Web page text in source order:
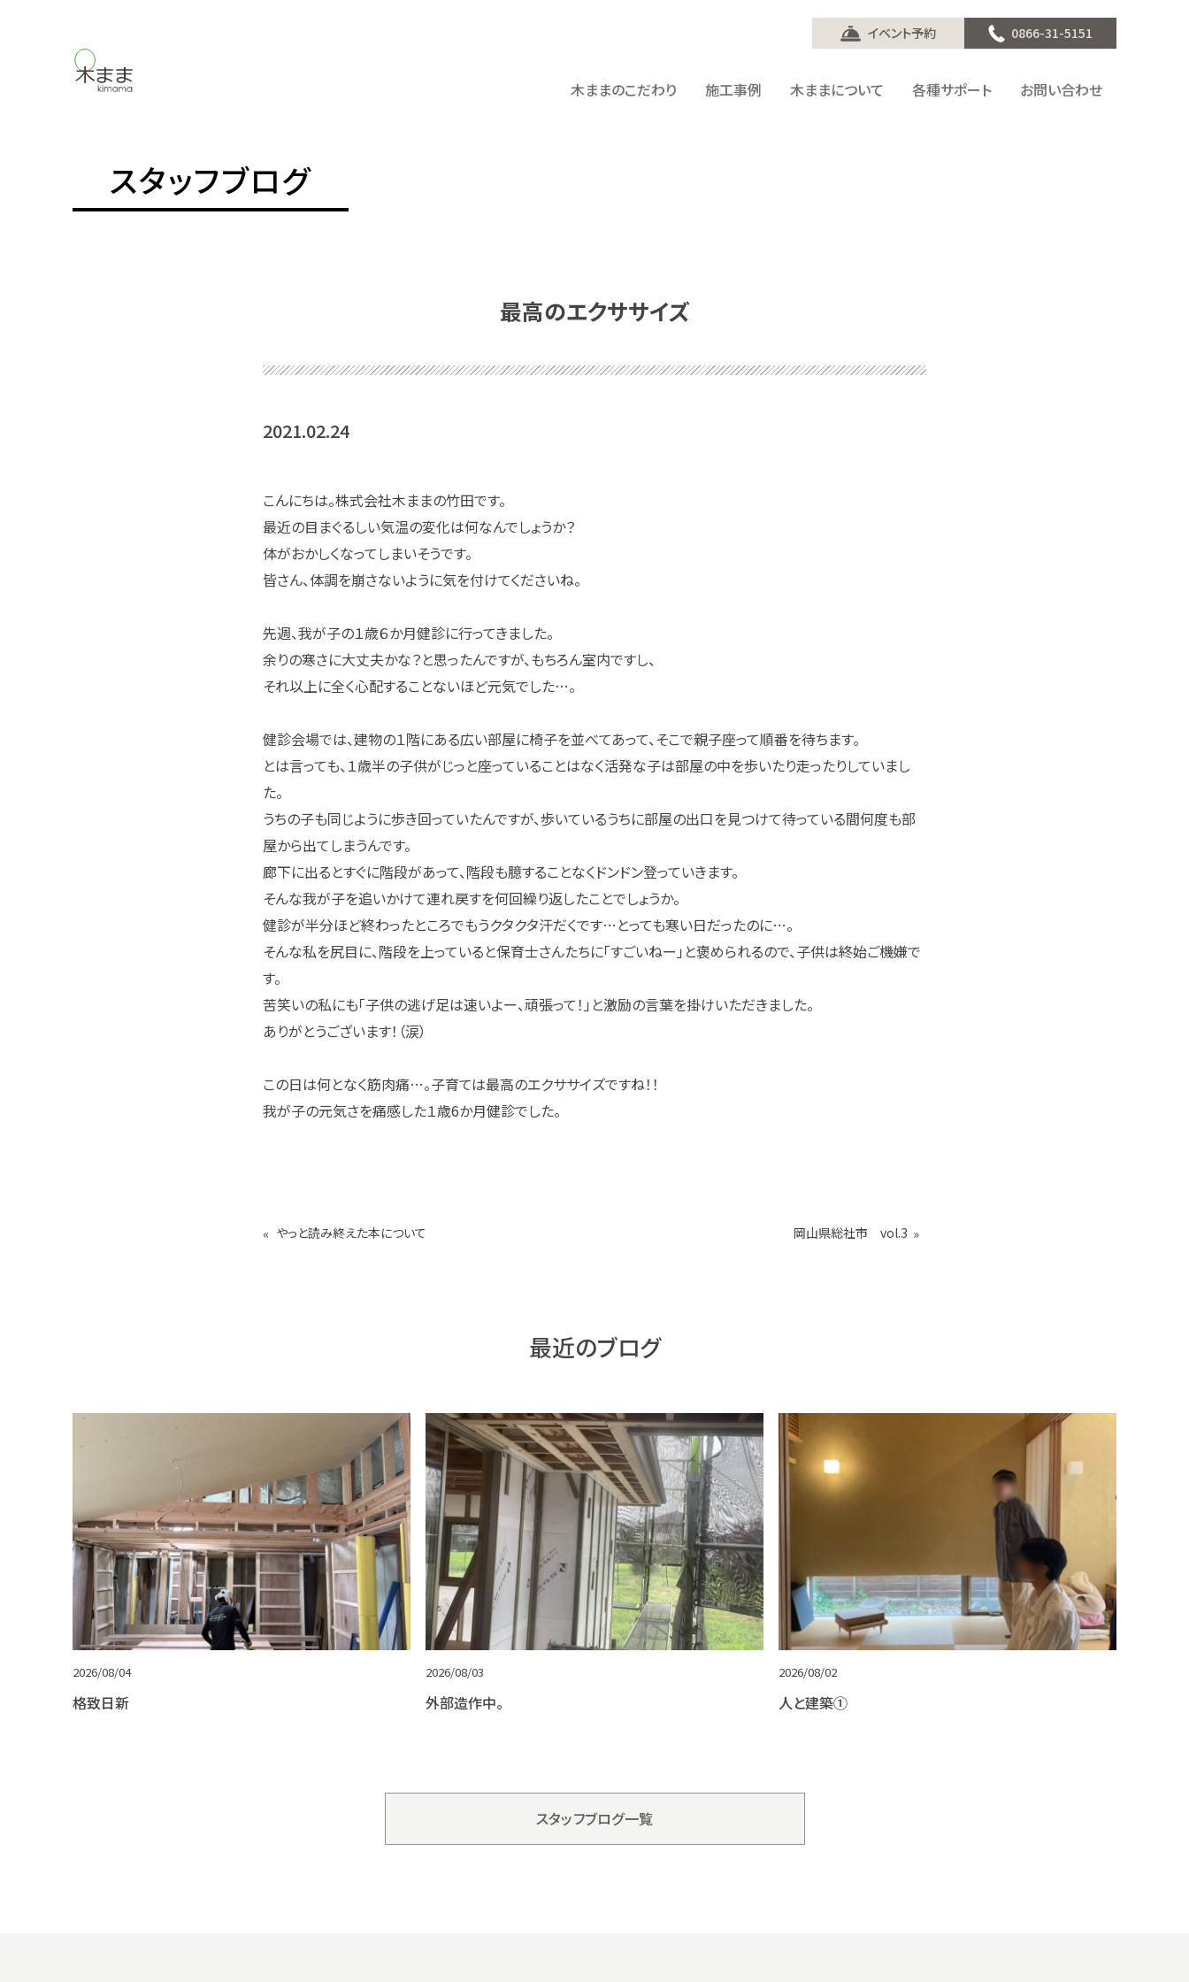
イベント予約 0866-31-5151
木ままのこだわり 施工事例 木ままについて 各種サポート お問い合わせ
スタッフブログ
最高のエクササイズ
2021.02.24
こんにちは。株式会社木ままの竹田です。
最近の目まぐるしい気温の変化は何なんでしょうか？
体がおかしくなってしまいそうです。
皆さん、体調を崩さないように気を付けてくださいね。
先週、我が子の１歳６か月健診に行ってきました。
余りの寒さに大丈夫かな？と思ったんですが、もちろん室内ですし、
それ以上に全く心配することないほど元気でした…。
健診会場では、建物の１階にある広い部屋に椅子を並べてあって、そこで親子座って順番を待ちます。
とは言っても、１歳半の子供がじっと座っていることはなく活発な子は部屋の中を歩いたり走ったりしていまし
た。
うちの子も同じように歩き回っていたんですが、歩いているうちに部屋の出口を見つけて待っている間何度も部
屋から出てしまうんです。
廊下に出るとすぐに階段があって、階段も臆することなくドンドン登っていきます。
そんな我が子を追いかけて連れ戻すを何回繰り返したことでしょうか。
健診が半分ほど終わったところでもうクタクタ汗だくです…とっても寒い日だったのに…。
そんな私を尻目に、階段を上っていると保育士さんたちに「すごいねー」と褒められるので、子供は終始ご機嫌で
す。
苦笑いの私にも「子供の逃げ足は速いよー、頑張って！」と激励の言葉を掛けいただきました。
ありがとうございます！（涙）
この日は何となく筋肉痛…。子育ては最高のエクササイズですね！！
我が子の元気さを痛感した１歳6か月健診でした。
« やっと読み終えた本について 岡山県総社市 vol.3 »
最近のブログ
2026/08/04
格致日新
2026/08/03
外部造作中。
2026/08/02
人と建築①
スタッフブログ一覧